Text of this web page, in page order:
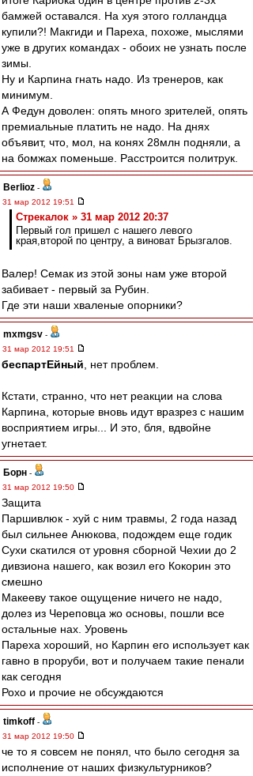
бамжей оставался. На хуя этого голландца
купили?! Макгиди и Пареха, похоже, мыслями
уже в других командах - обоих не узнать после
зимы.
Ну и Карпина гнать надо. Из тренеров, как
минимум.
А Федун доволен: опять много зрителей, опять
премиальные платить не надо. На днях
объявит, что, мол, на конях 28млн подняли, а
на бомжах поменьше. Расстроится политрук.
Berlioz -
31 мар 2012 19:51
Стрекалок » 31 мар 2012 20:37
Первый гол пришел с нашего левого
края,второй по центру, а виноват Брызгалов.
Валер! Семак из этой зоны нам уже второй
забивает - первый за Рубин.
Где эти наши хваленые опорники?
mxmgsv -
31 мар 2012 19:51
беспартЕйный , нет проблем.
Кстати, странно, что нет реакции на слова
Карпина, которые вновь идут вразрез с нашим
восприятием игры... И это, бля, вдвойне
угнетает.
Борн -
31 мар 2012 19:50
Защита
Паршивлюк - хуй с ним травмы, 2 года назад
был сильнее Анюкова, подождем еще годик
Сухи скатился от уровня сборной Чехии до 2
дивзиона нашего, как возил его Кокорин это
смешно
Макееву такое ощущение ничего не надо,
долез из Череповца жо основы, пошли все
остальные нах. Уровень
Пареха хороший, но Карпин его использует как
гавно в проруби, вот и получаем такие пенали
как сегодня
Рохо и прочие не обсуждаются
timkoff -
31 мар 2012 19:50
че то я совсем не понял, что было сегодня за
исполнение от наших физкультурников?